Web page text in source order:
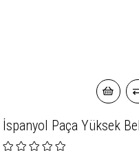
İspanyol Paça Yüksek